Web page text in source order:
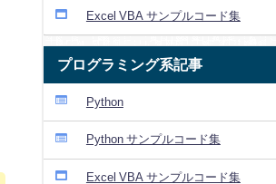
Excel VBA サンプルコード集
プログラミング系記事
Python
Python サンプルコード集
Excel VBA サンプルコード集